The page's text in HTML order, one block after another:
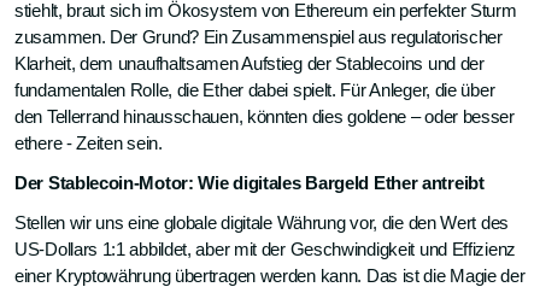
stiehlt, braut sich im Ökosystem von Ethereum ein perfekter Sturm
zusammen. Der Grund? Ein Zusammenspiel aus regulatorischer
Klarheit, dem unaufhaltsamen Aufstieg der Stablecoins und der
fundamentalen Rolle, die Ether dabei spielt. Für Anleger, die über
den Tellerrand hinausschauen, könnten dies goldene – oder besser
ethere - Zeiten sein.
Der Stablecoin-Motor: Wie digitales Bargeld Ether antreibt
Stellen wir uns eine globale digitale Währung vor, die den Wert des
US-Dollars 1:1 abbildet, aber mit der Geschwindigkeit und Effizienz
einer Kryptowährung übertragen werden kann. Das ist die Magie der